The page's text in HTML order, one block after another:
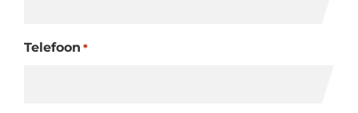
Telefoon *